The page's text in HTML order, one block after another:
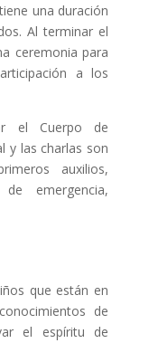
una duración
Al terminar el
ceremonia para
a los
el Cuerpo de
y las charlas son
auxilios,
emergencia,
que están en
de
el espíritu de